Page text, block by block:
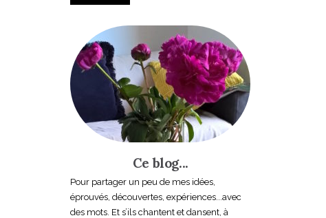
Ce blog...
Pour partager un peu de mes idées,
éprouvés, découvertes, expériences...avec
des mots. Et s’ils chantent et dansent, à